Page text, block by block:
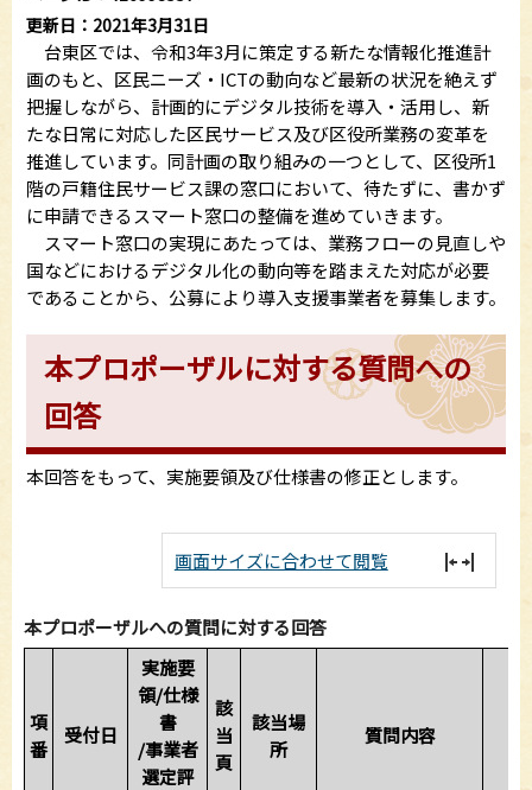
更新日：2021年3月31日
台東区では、令和3年3月に策定する新たな情報化推進計
画のもと、区民ニーズ・ICTの動向など最新の状況を絶えず
把握しながら、計画的にデジタル技術を導入・活用し、新
たな日常に対応した区民サービス及び区役所業務の変革を
推進しています。同計画の取り組みの一つとして、区役所1
階の戸籍住民サービス課の窓口において、待たずに、書かず
に申請できるスマート窓口の整備を進めていきます。
スマート窓口の実現にあたっては、業務フローの見直しや
国などにおけるデジタル化の動向等を踏まえた対応が必要
であることから、公募により導入支援事業者を募集します。
本プロポーザルに対する質問への
回答
本回答をもって、実施要領及び仕様書の修正とします。
画面サイズに合わせて閲覧
本プロポーザルへの質問に対する回答
項
番
受付日
実施要
領/仕様
書
/事業者
選定評
該
当
頁
該当場
所
質問内容